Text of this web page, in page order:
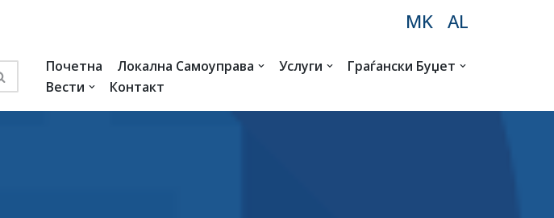
MK AL
Почетна Локална Самоуправа Услуги
Граѓански Буџет
Вести
Контакт